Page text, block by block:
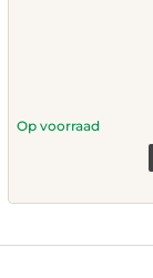
Op voorraad